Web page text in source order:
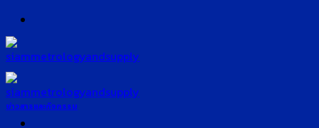
Skip
to
content
ข่าวสารและกิจกรรม